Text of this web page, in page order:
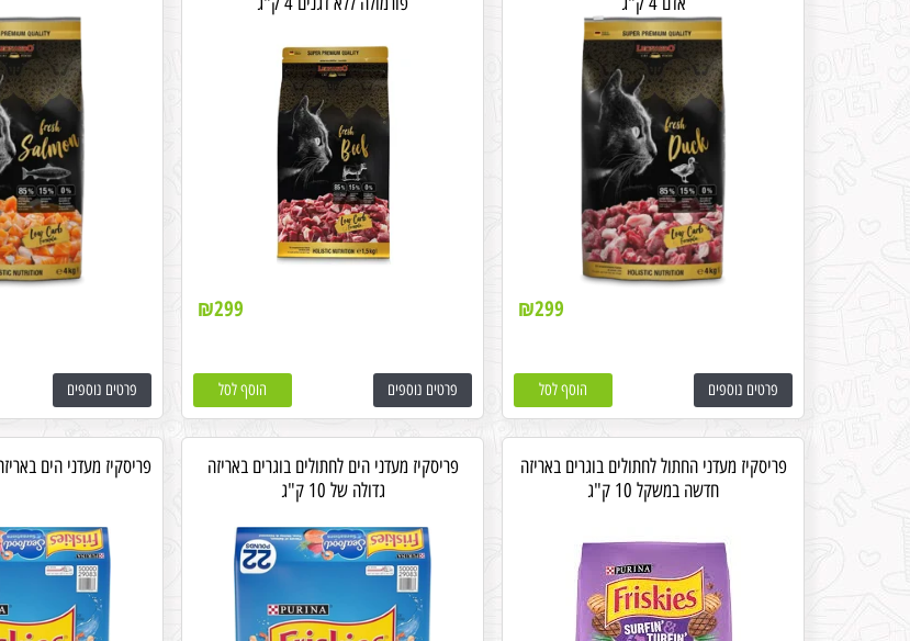
₪299
פרטים נוספים הוסף לסל
₪299
פרטים נוספים הוסף לסל פרטים נוספים
פריסקיז מעדני החתול לחתולים בוגרים באריזה
חדשה במשקל 10 ק"ג
פריסקיז מעדני הים לחתולים בוגרים באריזה
גדולה של 10 ק"ג
פריסקיז מעדני הים באריזה